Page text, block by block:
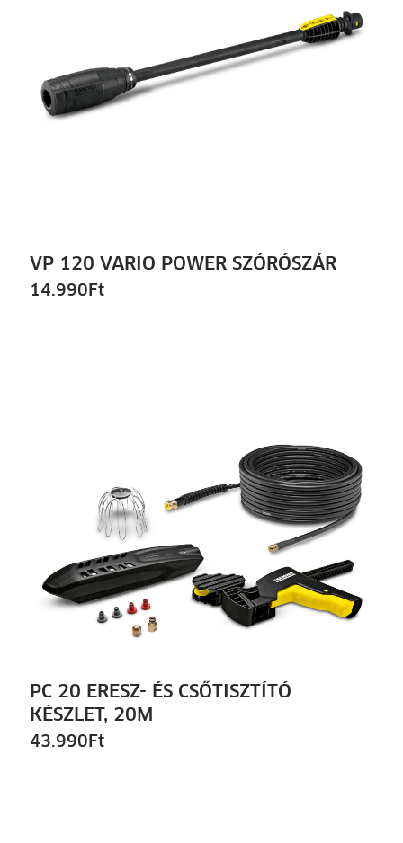
VP 120 VARIO POWER SZÓRÓSZÁR
14.990 Ft
PC 20 ERESZ- ÉS CSŐTISZTÍTÓ
KÉSZLET, 20M
43.990 Ft